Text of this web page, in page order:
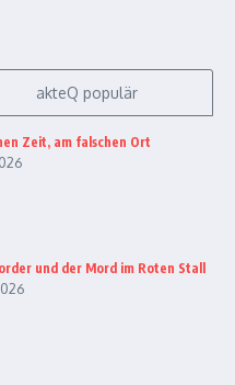
akteQ populär
Zeit, am falschen Ort
und der Mord im Roten Stall